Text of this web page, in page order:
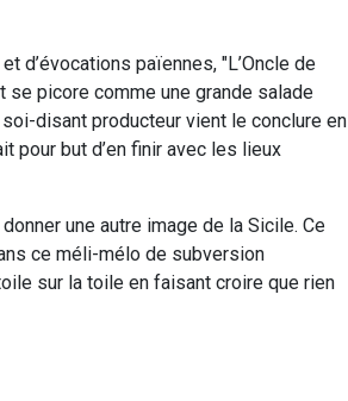
d’évocations païennes, "L’Oncle de
se picore comme une grande salade
disant producteur vient le conclure en
pour but d’en finir avec les lieux
une autre image de la Sicile. Ce
ce méli-mélo de subversion
sur la toile en faisant croire que rien